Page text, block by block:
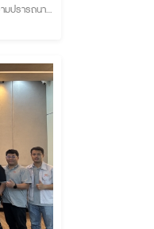
มปรารถนาดี